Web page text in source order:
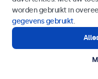
©
Of bel ons
Hulp of advies nodig?
Direct contact met een
worden gebruikt in
gegevens gebruikt.